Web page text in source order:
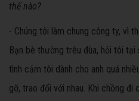
thế nào?
- Chúng tôi làm chung công ty, vì
Bạn bè thường trêu đùa, hỏi tôi tại
tình cảm tôi dành cho anh quá
gỡ, trao đổi với nhau. Khi chồng đi